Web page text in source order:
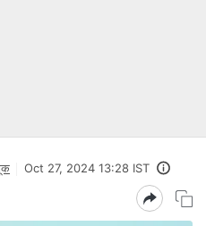
Oct 27, 2024 13:28 IST